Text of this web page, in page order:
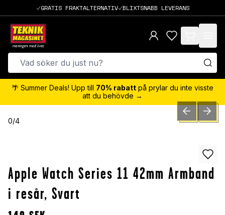
GRATIS FRAKTALTERNATIV BLIXTSNABB LEVERANS
items in cart,
🌴 Summer Deals! Upp till 70% rabatt på prylar du inte visste
att du behövde →
0/4 PREVIOUSNEXT
Apple Watch Series 11 42mm Armband
i resår, Svart